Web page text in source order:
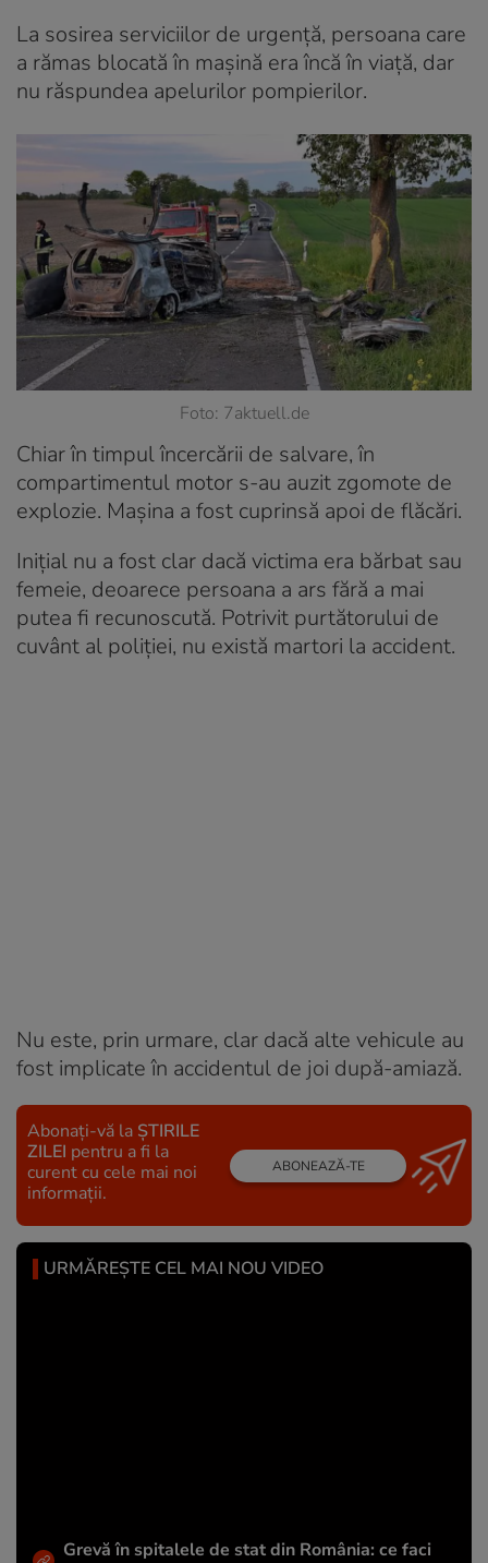
La sosirea serviciilor de urgență, persoana care
a rămas blocată în mașină era încă în viață, dar
nu răspundea apelurilor pompierilor.
Foto: 7aktuell.de
Chiar în timpul încercării de salvare, în
compartimentul motor s-au auzit zgomote de
explozie. Mașina a fost cuprinsă apoi de flăcări.
Inițial nu a fost clar dacă victima era bărbat sau
femeie, deoarece persoana a ars fără a mai
putea fi recunoscută. Potrivit purtătorului de
cuvânt al poliției, nu există martori la accident.
Nu este, prin urmare, clar dacă alte vehicule au
fost implicate în accidentul de joi după-amiază.
Abonați-vă la ȘTIRILE
ZILEI pentru a fi la
curent cu cele mai noi
informații.
ABONEAZĂ-TE
URMĂREȘTE CEL MAI NOU VIDEO
Grevă în spitalele de stat din România: ce faci